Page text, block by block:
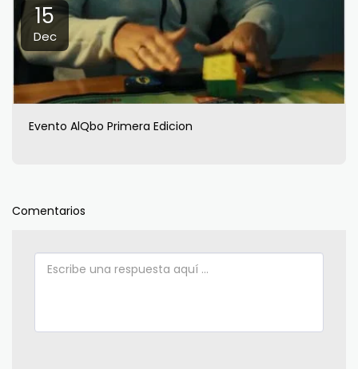
15
Dec
Evento AlQbo Primera Edicion
Comentarios